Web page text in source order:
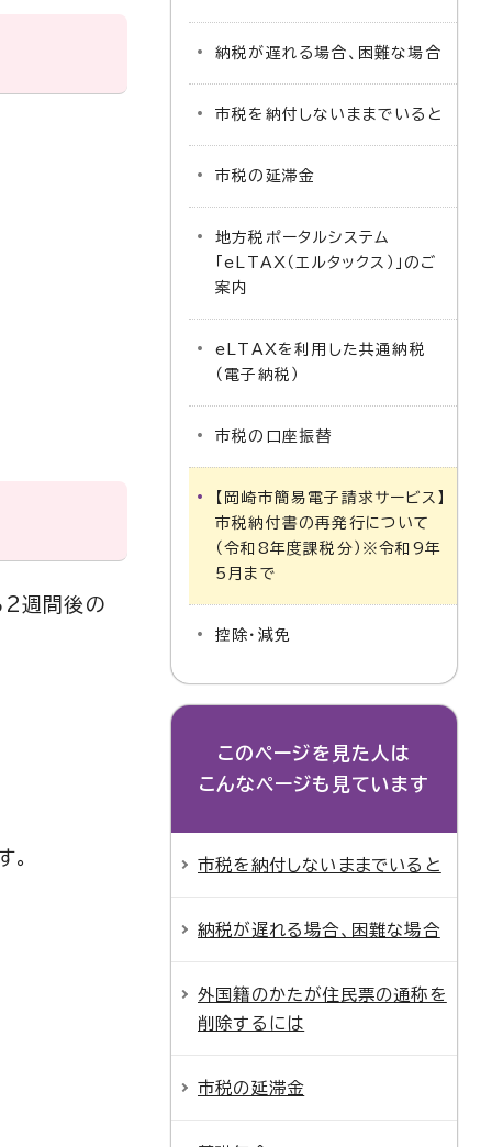
2週間後の
納税が遅れる場合、困難な場合
市税を納付しないままでいると
市税の延滞金
地方税ポータルシステム
「eLTAX（エルタックス）」のご
案内
eLTAXを利用した共通納税
（電子納税）
市税の口座振替
【岡崎市簡易電子請求サービス】
市税納付書の再発行について
（令和8年度課税分）※令和9年
5月まで
控除・減免
このページを見た人は
こんなページも見ています
市税を納付しないままでいると
納税が遅れる場合、困難な場合
外国籍のかたが住民票の通称を
削除するには
市税の延滞金